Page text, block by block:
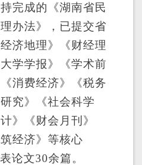
完成的《湖南省民
办法》，已提交省
济地理》《财经理
学学报》《学术前
消费经济》《税务
究》《社会科学
》《财会月刊》
经济》等核心
论文30余篇。